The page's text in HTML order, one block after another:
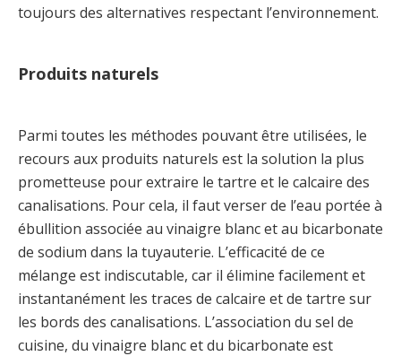
toujours des alternatives respectant l’environnement.
Produits naturels
Parmi toutes les méthodes pouvant être utilisées, le
recours aux produits naturels est la solution la plus
prometteuse pour extraire le tartre et le calcaire des
canalisations. Pour cela, il faut verser de l’eau portée à
ébullition associée au vinaigre blanc et au bicarbonate
de sodium dans la tuyauterie. L’efficacité de ce
mélange est indiscutable, car il élimine facilement et
instantanément les traces de calcaire et de tartre sur
les bords des canalisations. L’association du sel de
cuisine, du vinaigre blanc et du bicarbonate est